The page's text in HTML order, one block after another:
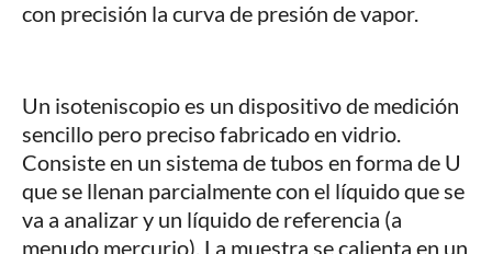
con precisión la curva de presión de vapor.
Un isoteniscopio es un dispositivo de medición
sencillo pero preciso fabricado en vidrio.
Consiste en un sistema de tubos en forma de U
que se llenan parcialmente con el líquido que se
va a analizar y un líquido de referencia (a
menudo mercurio). La muestra se calienta en un